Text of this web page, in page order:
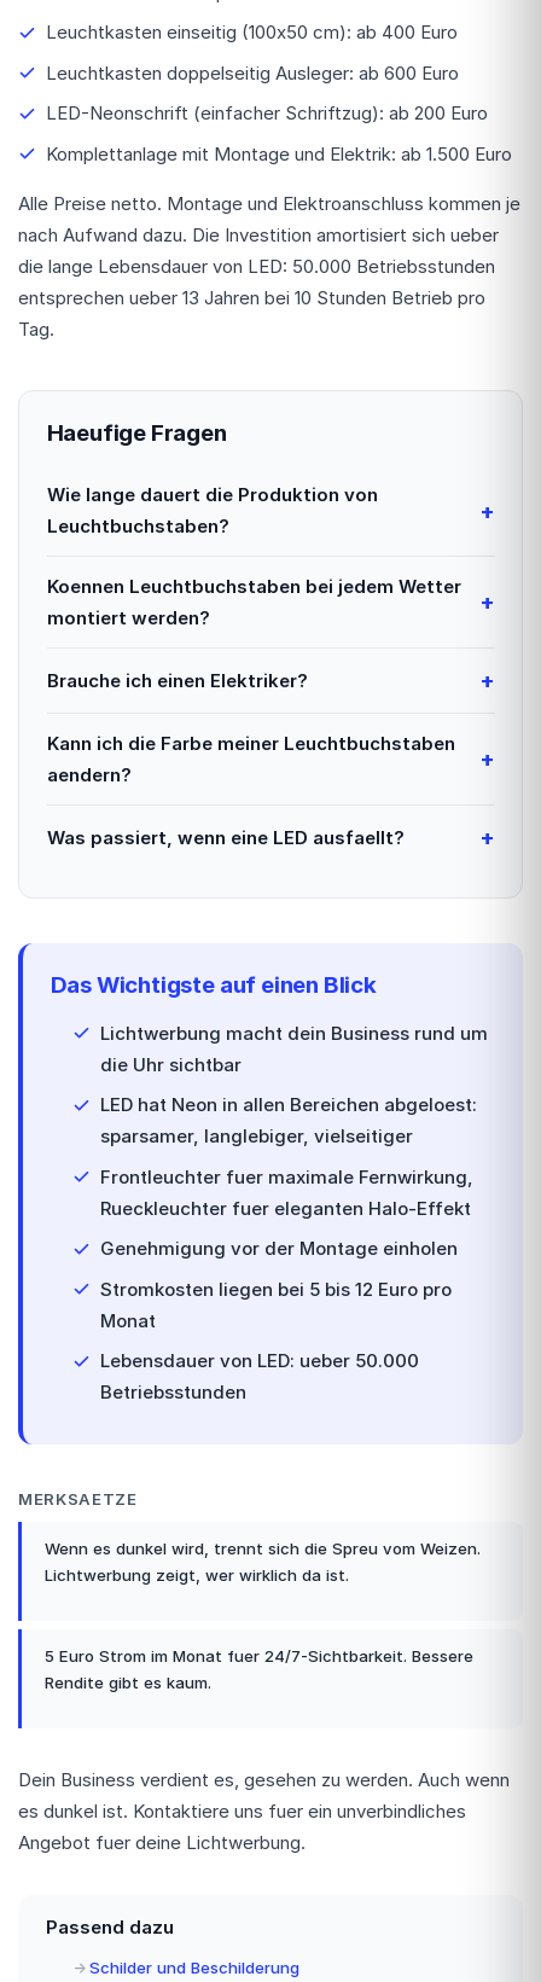
Leuchtkasten einseitig (100x50 cm): ab 400 Euro
Leuchtkasten doppelseitig Ausleger: ab 600 Euro
LED-Neonschrift (einfacher Schriftzug): ab 200 Euro
Komplettanlage mit Montage und Elektrik: ab 1.500 Euro
Alle Preise netto. Montage und Elektroanschluss kommen je
nach Aufwand dazu. Die Investition amortisiert sich ueber
die lange Lebensdauer von LED: 50.000 Betriebsstunden
entsprechen ueber 13 Jahren bei 10 Stunden Betrieb pro
Tag.
Haeufige Fragen
Wie lange dauert die Produktion von
Leuchtbuchstaben?
Koennen Leuchtbuchstaben bei jedem Wetter
montiert werden?
Brauche ich einen Elektriker?
Kann ich die Farbe meiner Leuchtbuchstaben
aendern?
Was passiert, wenn eine LED ausfaellt?
Das Wichtigste auf einen Blick
Lichtwerbung macht dein Business rund um
die Uhr sichtbar
LED hat Neon in allen Bereichen abgeloest:
sparsamer, langlebiger, vielseitiger
Frontleuchter fuer maximale Fernwirkung,
Rueckleuchter fuer eleganten Halo-Effekt
Genehmigung vor der Montage einholen
Stromkosten liegen bei 5 bis 12 Euro pro
Monat
Lebensdauer von LED: ueber 50.000
Betriebsstunden
MERKSAETZE
Wenn es dunkel wird, trennt sich die Spreu vom Weizen.
Lichtwerbung zeigt, wer wirklich da ist.
5 Euro Strom im Monat fuer 24/7-Sichtbarkeit. Bessere
Rendite gibt es kaum.
Dein Business verdient es, gesehen zu werden. Auch wenn
es dunkel ist. Kontaktiere uns fuer ein unverbindliches
Angebot fuer deine Lichtwerbung.
Passend dazu
Schilder und Beschilderung